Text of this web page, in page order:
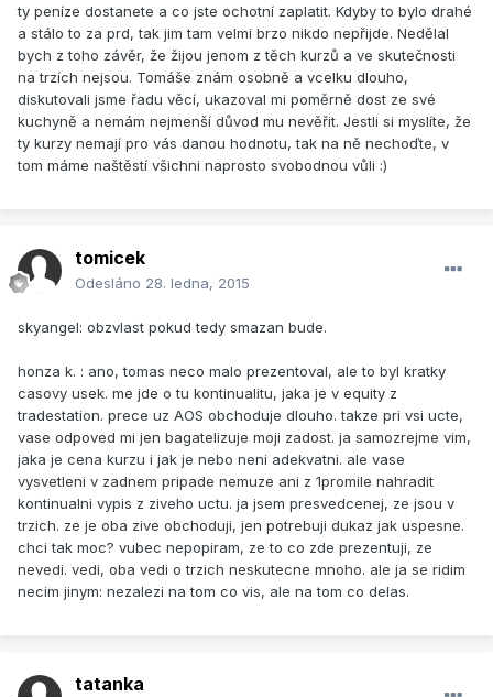
ty peníze dostanete a co jste ochotní zaplatit. Kdyby to bylo drahé
a stálo to za prd, tak jim tam velmi brzo nikdo nepřijde. Nedělal
bych z toho závěr, že žijou jenom z těch kurzů a ve skutečnosti
na trzích nejsou. Tomáše znám osobně a vcelku dlouho,
diskutovali jsme řadu věcí, ukazoval mi poměrně dost ze své
kuchyně a nemám nejmenší důvod mu nevěřit. Jestli si myslíte, že
ty kurzy nemají pro vás danou hodnotu, tak na ně nechoďte, v
tom máme naštěstí všichni naprosto svobodnou vůli :)
tomicek
Odesláno 28. ledna, 2015
skyangel: obzvlast pokud tedy smazan bude.
honza k. : ano, tomas neco malo prezentoval, ale to byl kratky
casovy usek. me jde o tu kontinualitu, jaka je v equity z
tradestation. prece uz AOS obchoduje dlouho. takze pri vsi ucte,
vase odpoved mi jen bagatelizuje moji zadost. ja samozrejme vim,
jaka je cena kurzu i jak je nebo neni adekvatni. ale vase
vysvetleni v zadnem pripade nemuze ani z 1promile nahradit
kontinualni vypis z ziveho uctu. ja jsem presvedcenej, ze jsou v
trzich. ze je oba zive obchoduji, jen potrebuji dukaz jak uspesne.
chci tak moc? vubec nepopiram, ze to co zde prezentuji, ze
nevedi. vedi, oba vedi o trzich neskutecne mnoho. ale ja se ridim
necim jinym: nezalezi na tom co vis, ale na tom co delas.
tatanka